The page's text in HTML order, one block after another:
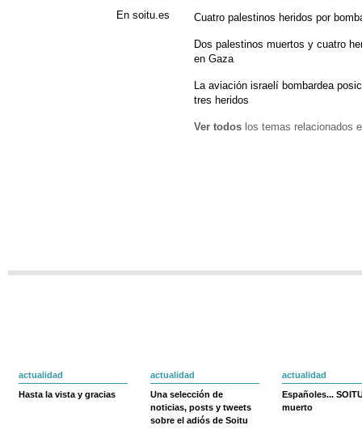
En soitu.es Cuatro palestinos heridos por
Dos palestinos muertos y cuatro
en Gaza
La aviación israelí bombardea
tres heridos
Ver todos los temas relacionados
actualidad
Hasta la vista y gracias
actualidad
Una selección de
noticias, posts y tweets
sobre el adiós de Soitu
actualidad
Españoles...
muerto